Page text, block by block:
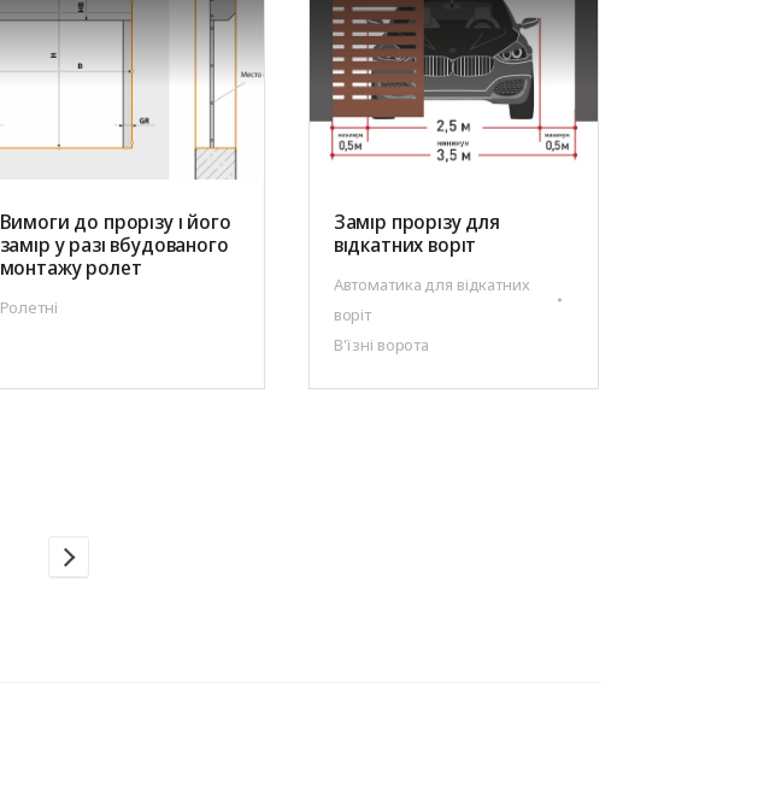
Вимоги до прорізу і його
замір у разі вбудованого
монтажу ролет
Ролетні
Замір прорізу для
відкатних воріт
Автоматика для відкатних
воріт
В'їзні ворота